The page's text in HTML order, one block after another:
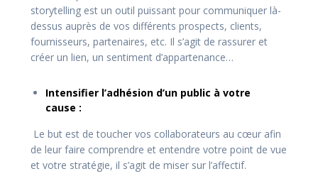
storytelling est un outil puissant pour communiquer là-
dessus auprès de vos différents prospects, clients,
fournisseurs, partenaires, etc. Il s’agit de rassurer et
créer un lien, un sentiment d’appartenance…
Intensifier l’adhésion d’un public à votre
cause :
Le but est de toucher vos collaborateurs au cœur afin
de leur faire comprendre et entendre votre point de vue
et votre stratégie, il s’agit de miser sur l’affectif.